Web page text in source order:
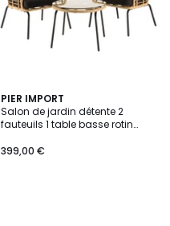
PIER IMPORT
Salon de jardin détente 2
fauteuils 1 table basse rotin
399,00 €